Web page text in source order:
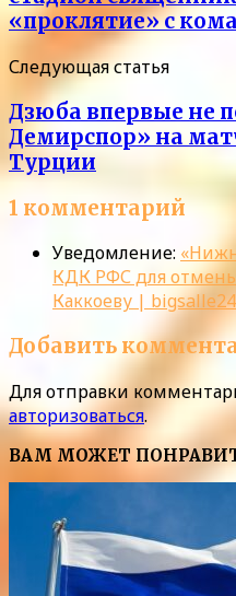
«проклятие» с
Следующая статья
Дзюба впервые не
Демирспор» на
Турции
1 комментарий
Уведомление:
КДК РФС для
Каккоеву | bigsalle24
Добавить
Для отправки
авторизоваться.
ВАМ МОЖЕТ